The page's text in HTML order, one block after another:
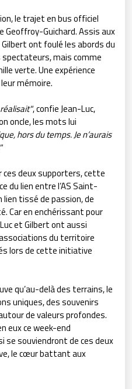
le trajet en bus officiel
Geoffroy-Guichard. Assis aux
ont foulé les abords du
spectateurs, mais comme
verte. Une expérience
mémoire.
, confie Jean-Luc,
oncle, les mots lui
hors du temps. Je n’aurais
ces deux supporters, cette
du lien entre l’AS Saint-
tissé de passion, de
Car en enchérissant pour
et Gilbert ont aussi
du territoire
lors de cette initiative
qu’au-delà des terrains, le
uniques, des souvenirs
de valeurs profondes.
eux ce week-end
se souviendront de ces deux
le cœur battant aux